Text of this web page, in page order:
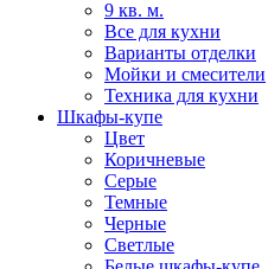
9 кв. м.
Все для кухни
Варианты отделки
Мойки и смесители
Техника для кухни
Шкафы-купе
Цвет
Коричневые
Серые
Темные
Черные
Светлые